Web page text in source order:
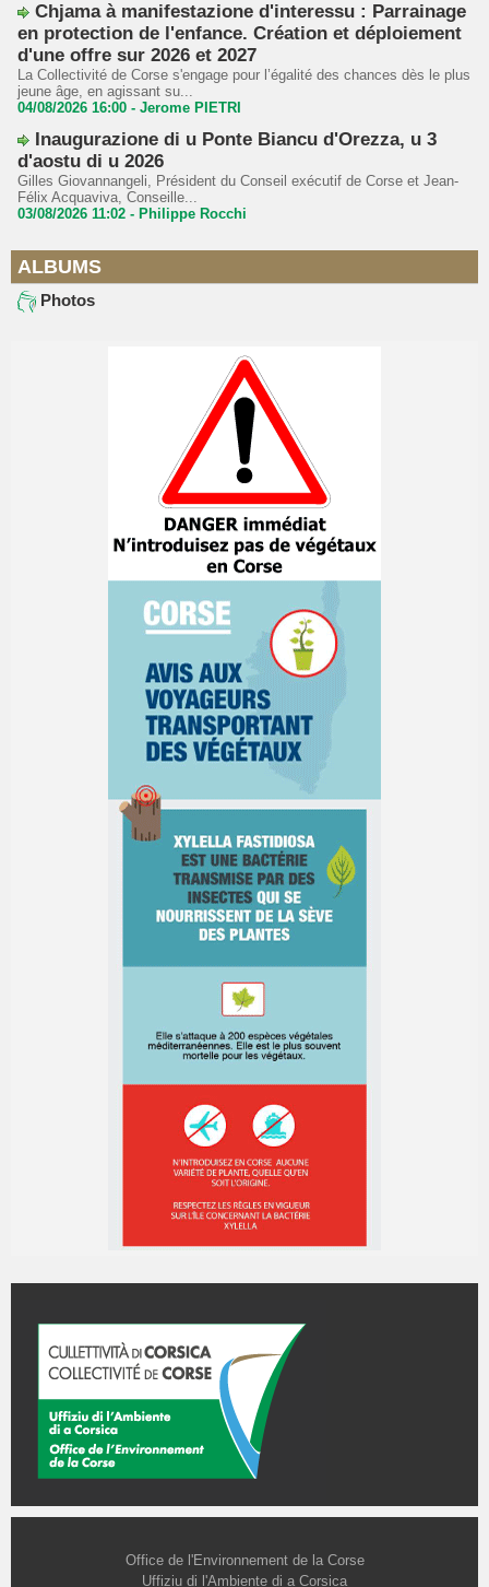
Chjama à manifestazione d'interessu : Parrainage
en protection de l'enfance. Création et déploiement
d'une offre sur 2026 et 2027
La Collectivité de Corse s'engage pour l’égalité des chances dès le plus
jeune âge, en agissant su...
04/08/2026 16:00 - Jerome PIETRI
Inaugurazione di u Ponte Biancu d'Orezza, u 3
d'aostu di u 2026
Gilles Giovannangeli, Président du Conseil exécutif de Corse et Jean-
Félix Acquaviva, Conseille...
03/08/2026 11:02 - Philippe Rocchi
ALBUMS
Photos
Office de l'Environnement de la Corse
Uffiziu di l'Ambiente di a Corsica